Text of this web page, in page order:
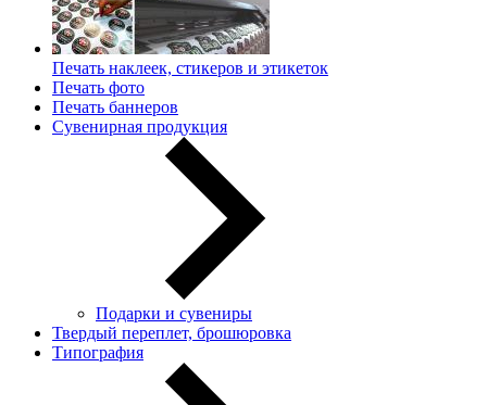
Печать наклеек, стикеров и этикеток
Печать фото
Печать баннеров
Сувенирная продукция
Подарки и сувениры
Твердый переплет, брошюровка
Типография